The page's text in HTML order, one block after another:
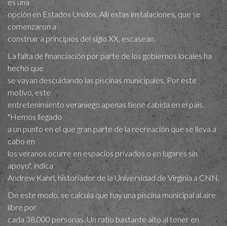
es una
opción en Estados Unidos. Allí estas instalaciones, que se
comenzaron a
construir a principios del siglo XX, escasean.
La falta de financiación por parte de los gobiernos locales ha
hecho que
se vayan descuidando las piscinas municipales. Por este
motivo, este
entretenimiento veraniego apenas tiene cabida en el país.
"Hemos llegado
a un punto en el que gran parte de la recreación que se lleva a
cabo en
los veranos ocurre en espacios privados o en lugares sin
apoyo", indica
Andrew Kahrl, historiador de la Universidad de Virginia a CNN.
De este modo, se calcula que hay una piscina municipal al aire
libre por
cada 38.000 personas. Un ratio bastante alto al tener en